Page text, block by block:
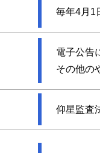
毎年4月1
電子公告
その他の
仰星監査